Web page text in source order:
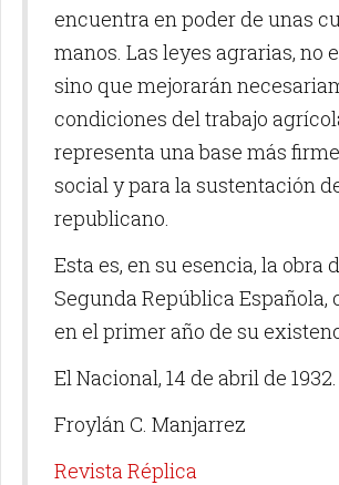
encuentra en poder de unas
manos. Las leyes agrarias, no
sino que mejorarán
condiciones del trabajo
representa una base más
social y para la sustentación
republicano.
Esta es, en su esencia, la obra
Segunda República Española,
en el primer año de su
El Nacional, 14 de abril de 1932.
Froylán C. Manjarrez
Revista Réplica